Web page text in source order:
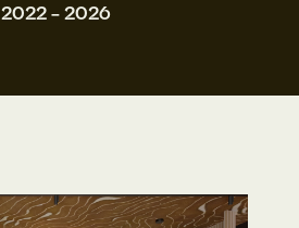
2022 - 2026